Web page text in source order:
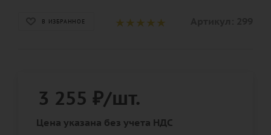
В ИЗБРАННОЕ
3 255 ₽/шт.
Цена указана без учета НДС